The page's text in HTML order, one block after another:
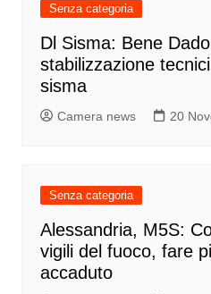
Senza categoria
Dl Sisma: Bene
stabilizzazione
sisma
Camera news 20
Senza categoria
Alessandria, M5S:
vigili del fuoco, fare
accaduto